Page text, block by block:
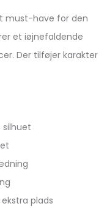
must-have for den
et iøjnefaldende
Der tilføjer karakter
silhuet
plads